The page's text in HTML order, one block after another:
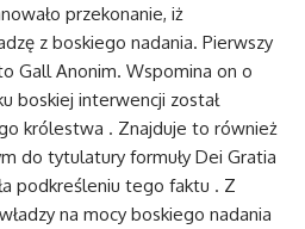
przekonanie, iż
z boskiego nadania. Pierwszy
Gall Anonim. Wspomina on o
boskiej interwencji został
królestwa . Znajduje to również
do tytulatury formuły Dei Gratia
podkreśleniu tego faktu . Z
na mocy boskiego nadania